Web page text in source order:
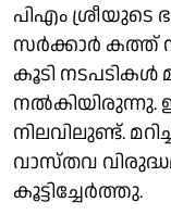
പിഎം ശ്രീയുടെ
സർക്കാർ കത്ത്
കൂടി നടപടികൾ
നൽകിയിരുന്നു.
നിലവിലുണ്ട്.
വാസ്തവ
കൂട്ടിച്ചേർത്തു.